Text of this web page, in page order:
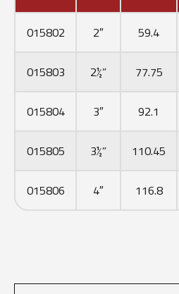
015802 2″ 59.4
015803 2½” 77.75
015804 3″ 92.1
015805 3½” 110.45
015806 4″ 116.8